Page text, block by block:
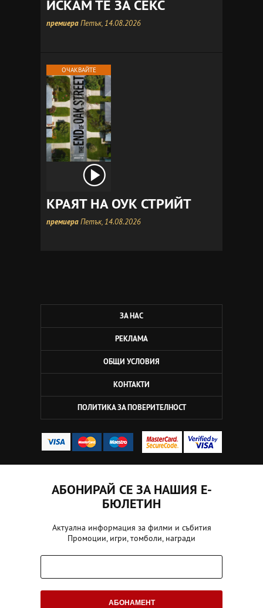
ИСКАМ ТЕ ЗА СЕКС
премиераПетък, 14.08.2026
ОЧАКВАЙТЕ
КРАЯТ НА ОУК СТРИЙТ
премиераПетък, 14.08.2026
ЗА НАС
РЕКЛАМА
ОБЩИ УСЛОВИЯ
КОНТАКТИ
ПОЛИТИКА ЗА ПОВЕРИТЕЛНОСТ
АБОНИРАЙ СЕ ЗА НАШИЯ Е-
БЮЛЕТИН
Актуална информация за филми и събития
Промоции, игри, томболи, награди
АБОНАМЕНТ